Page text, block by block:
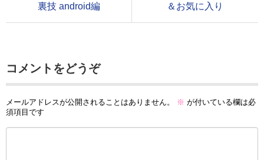
裏技 android編
＆お気に入り
コメントをどうぞ
メールアドレスが公開されることはありません。 ※ が付いている欄は必
須項目です